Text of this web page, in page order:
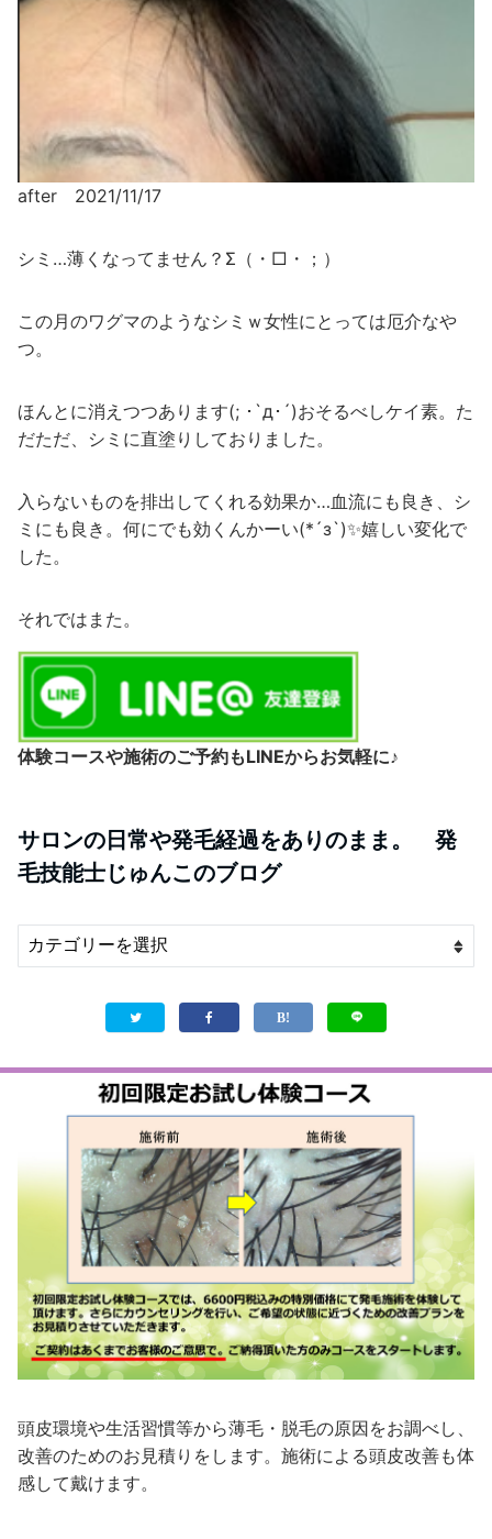
after 2021/11/17
シミ…薄くなってません？Σ（・□・；）
この月のワグマのようなシミｗ女性にとっては厄介なや
つ。
ほんとに消えつつあります(; ･`д･´)おそるべしケイ素。た
だただ、シミに直塗りしておりました。
入らないものを排出してくれる効果か…血流にも良き、シ
ミにも良き。何にでも効くんかーい(*´з`)✨嬉しい変化で
した。
それではまた。
体験コースや施術のご予約もLINEからお気軽に♪
サロンの日常や発毛経過をありのまま。 発
毛技能士じゅんこのブログ
頭皮環境や生活習慣等から薄毛・脱毛の原因をお調べし、
改善のためのお見積りをします。施術による頭皮改善も体
感して戴けます。